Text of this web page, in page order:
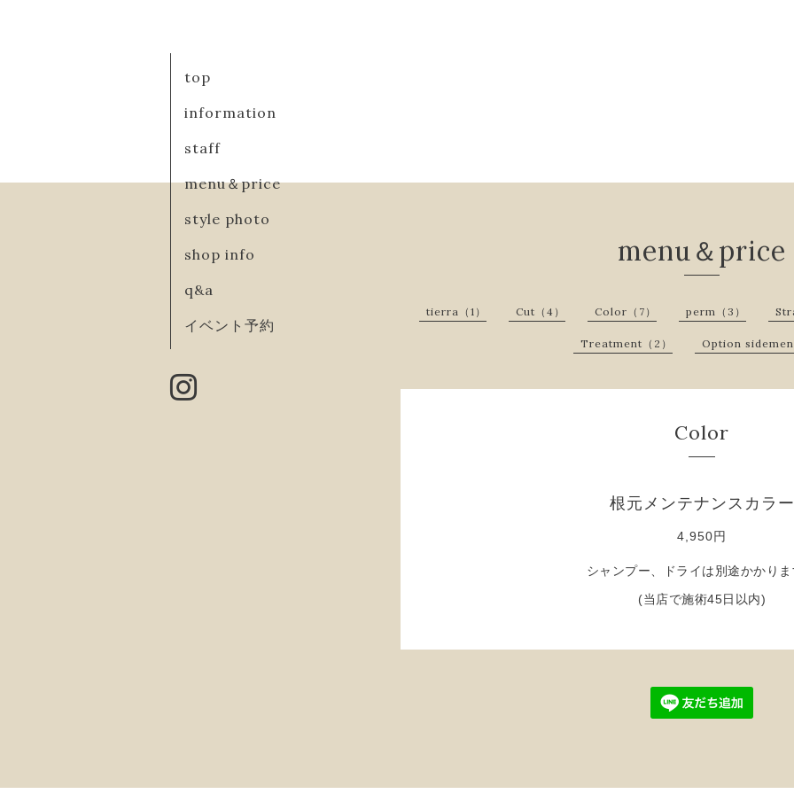
top
information
staff
menu＆price
style photo
shop info
q&a
イベント予約
menu＆price
tierra（1） Cut（4） Color（7） perm（3）
Treatment（2） Option
Color
根元メンテナンスカラー
4,950円
シャンプー、ドライは別途かかり
(当店で施術45日以内)